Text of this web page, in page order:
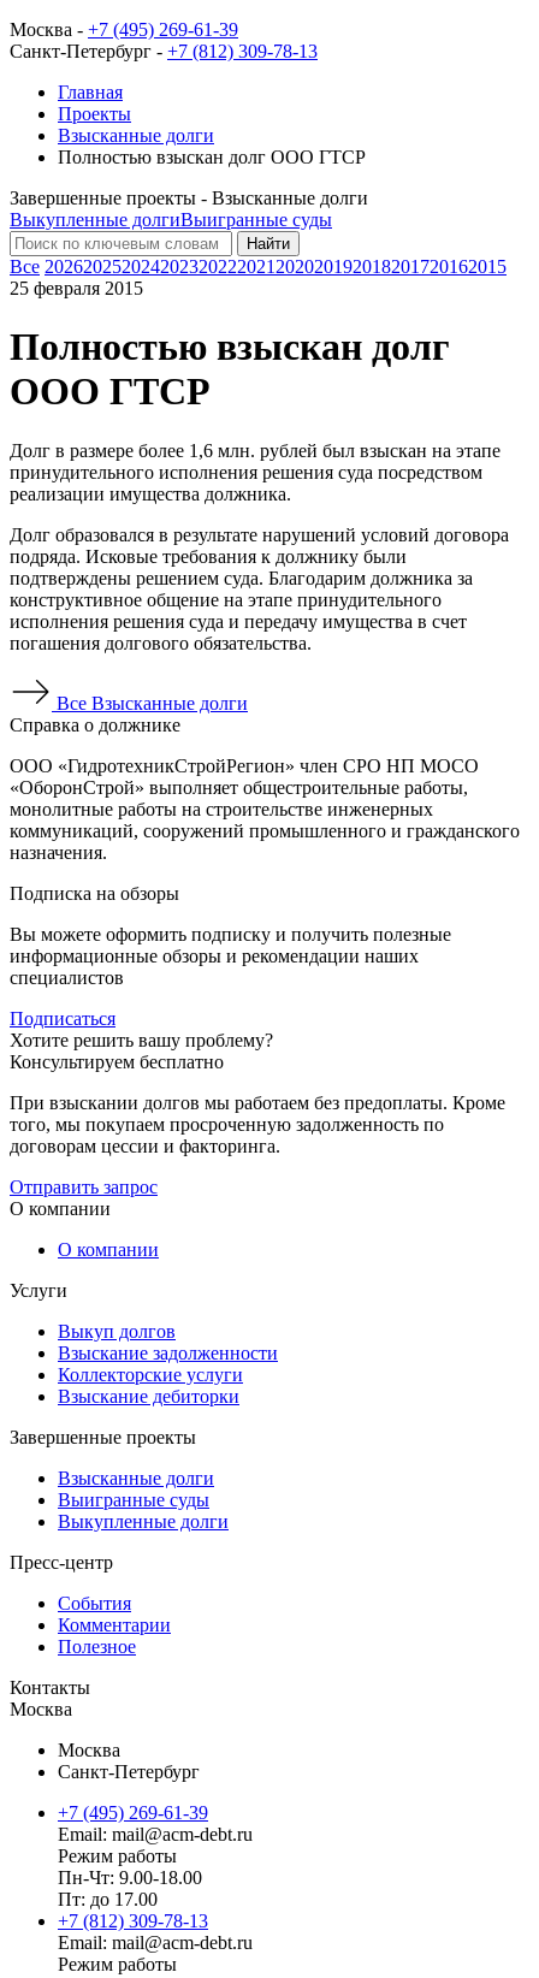
Москва - +7 (495) 269-61-39
Санкт-Петербург - +7 (812) 309-78-13
Главная
Проекты
Взысканные долги
Полностью взыскан долг ООО ГТСР
Завершенные проекты - Взысканные долги
Выкупленные долгиВыигранные суды
Найти
Все 202620252024202320222021 202020192018201720162015
25 февраля 2015
Полностью взыскан долг
ООО ГТСР
Долг в размере более 1,6 млн. рублей был взыскан на этапе
принудительного исполнения решения суда посредством
реализации имущества должника.
Долг образовался в результате нарушений условий договора
подряда. Исковые требования к должнику были
подтверждены решением суда. Благодарим должника за
конструктивное общение на этапе принудительного
исполнения решения суда и передачу имущества в счет
погашения долгового обязательства.
Все Взысканные долги
Справка о должнике
ООО «ГидротехникСтройРегион» член СРО НП МОСО
«ОборонСтрой» выполняет общестроительные работы,
монолитные работы на строительстве инженерных
коммуникаций, сооружений промышленного и гражданского
назначения.
Подписка на обзоры
Вы можете оформить подписку и получить полезные
информационные обзоры и рекомендации наших
специалистов
Подписаться
Хотите решить вашу проблему?
Консультируем бесплатно
При взыскании долгов мы работаем без предоплаты. Кроме
того, мы покупаем просроченную задолженность по
договорам цессии и факторинга.
Отправить запрос
О компании
О компании
Услуги
Выкуп долгов
Взыскание задолженности
Коллекторские услуги
Взыскание дебиторки
Завершенные проекты
Взысканные долги
Выигранные суды
Выкупленные долги
Пресс-центр
События
Комментарии
Полезное
Контакты
Москва
Москва
Санкт-Петербург
+7 (495) 269-61-39
Email: mail@acm-debt.ru
Режим работы
Пн-Чт: 9.00-18.00
Пт: до 17.00
+7 (812) 309-78-13
Email: mail@acm-debt.ru
Режим работы